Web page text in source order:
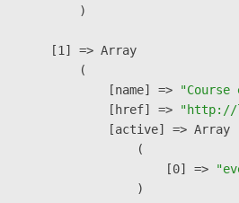
        )
    [1] => Array
        (
            [name] =>
            [href] =>
"http://
            [active] => Array
                (
                    [0] =>
                )